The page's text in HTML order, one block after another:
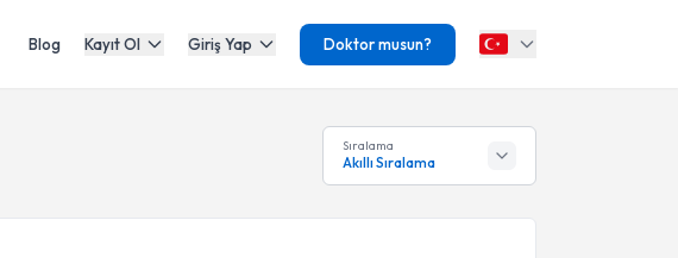
Blog Kayıt Ol Giriş Yap Doktor musun?
Sıralama
Akıllı Sıralama